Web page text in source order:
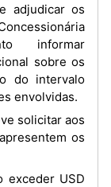
adjudicar os
informar
sobre os
do intervalo
envolvidas.
os